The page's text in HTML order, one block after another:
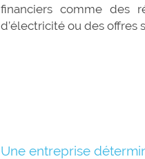
financiers comme des
d’électricité ou des
Une entreprise